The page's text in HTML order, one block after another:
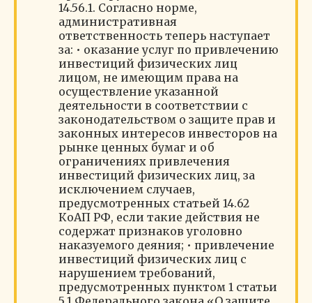
14.56.1. Согласно норме,
административная
ответственность теперь наступает
за: • оказание услуг по привлечению
инвестиций физических лиц
лицом, не имеющим права на
осуществление указанной
деятельности в соответствии с
законодательством о защите прав и
законных интересов инвесторов на
рынке ценных бумаг и об
ограничениях привлечения
инвестиций физических лиц, за
исключением случаев,
предусмотренных статьей 14.62
КоАП РФ, если такие действия не
содержат признаков уголовно
наказуемого деяния; • привлечение
инвестиций физических лиц с
нарушением требований,
предусмотренных пунктом 1 статьи